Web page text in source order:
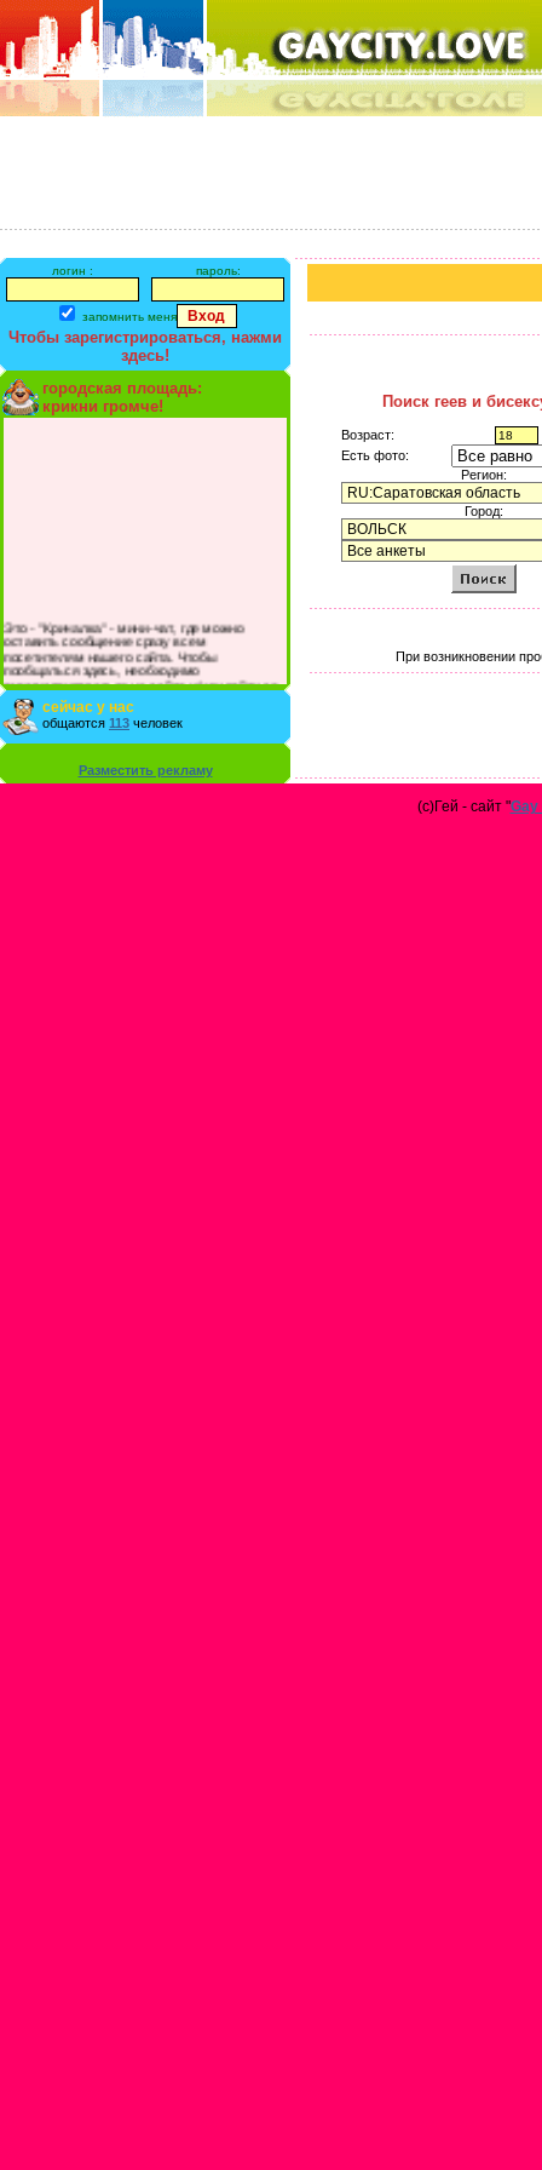
логин : пароль:
запомнить меня
Чтобы зарегистрироваться, нажми
здесь!
городская площадь:
крикни громче!
Это - "Кричалка" - мини-чат, где можно
оставить сообщение сразу всем
посетителям нашего сайта. Чтобы
пообщаться здесь, необходимо
зарегистрироваться на сайте и/или войти со
своими логином и паролем.
сейчас у нас
общаются 113 человек
Разместить рекламу
Поиск геев и
Возраст:
Есть фото:
Регион:
Город:
При возникновении
(с)Гей - сайт "Gay